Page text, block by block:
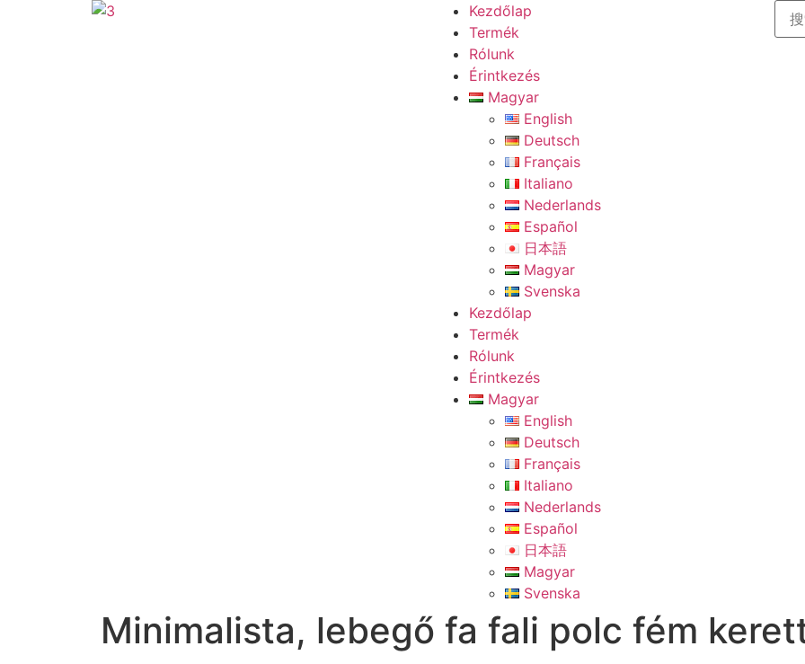
Kezdőlap
Termék
Rólunk
Érintkezés
Magyar
English
Deutsch
Français
Italiano
Nederlands
Español
日本語
Magyar
Svenska
Kezdőlap
Termék
Rólunk
Érintkezés
Magyar
English
Deutsch
Français
Italiano
Nederlands
Español
日本語
Magyar
Svenska
Minimalista, lebegő fa fali polc fém